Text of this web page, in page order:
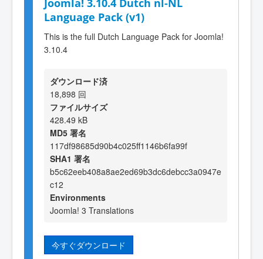
Joomla! 3.10.4 Dutch nl-NL
Language Pack (v1)
This is the full Dutch Language Pack for Joomla!
3.10.4
ダウンロード済
18,898 回
ファイルサイズ
428.49 kB
MD5 署名
117df98685d90b4c025ff1146b6fa99f
SHA1 署名
b5c62eeb408a8ae2ed69b3dc6debcc3a0947e
c12
Environments
Joomla! 3 Translations
今すぐダウンロード